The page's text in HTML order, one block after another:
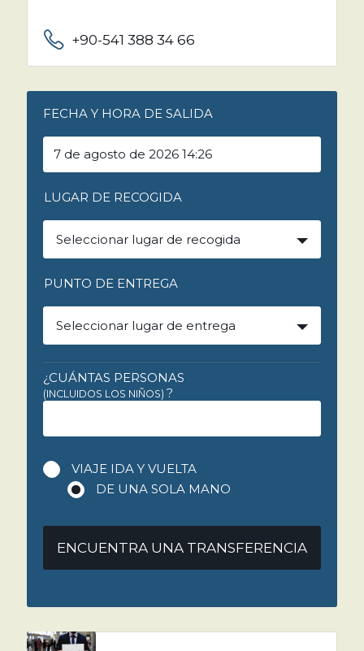
+90-541 388 34 66
FECHA Y HORA DE SALIDA
LUGAR DE RECOGIDA
Seleccionar lugar de recogida
PUNTO DE ENTREGA
Seleccionar lugar de entrega
¿CUÁNTAS PERSONAS
(INCLUIDOS LOS NIÑOS) ?
VIAJE IDA Y VUELTA
DE UNA SOLA MANO
ENCUENTRA UNA TRANSFERENCIA